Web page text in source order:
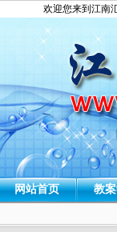
欢迎您来到江南
网站首页 教